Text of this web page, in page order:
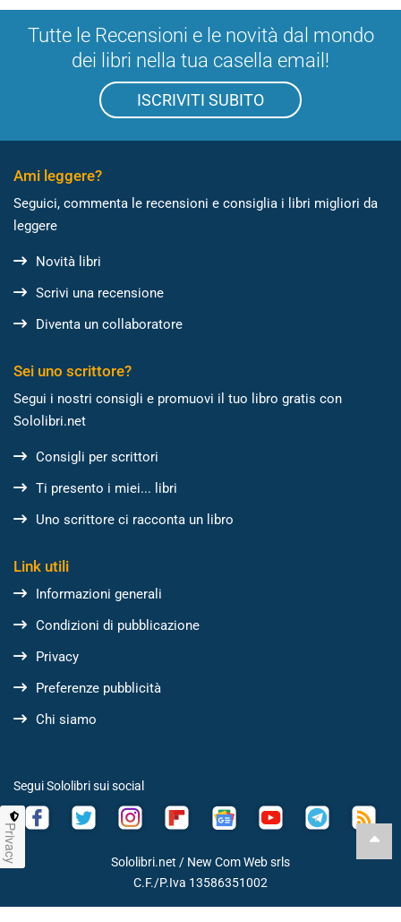
Tutte le Recensioni e le novità dal mondo
dei libri nella tua casella email!
ISCRIVITI SUBITO
Ami leggere?
Seguici, commenta le recensioni e consiglia i libri migliori da
leggere
Novità libri
Scrivi una recensione
Diventa un collaboratore
Sei uno scrittore?
Segui i nostri consigli e promuovi il tuo libro gratis con
Sololibri.net
Consigli per scrittori
Ti presento i miei... libri
Uno scrittore ci racconta un libro
Link utili
Informazioni generali
Condizioni di pubblicazione
Privacy
Preferenze pubblicità
Chi siamo
Segui Sololibri sui social
Sololibri.net / New Com Web srls
C.F./P.Iva 13586351002
Privacy